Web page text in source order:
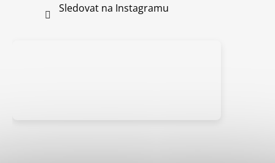
Sledovat na Instagramu